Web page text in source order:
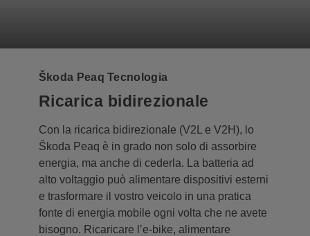
Škoda Peaq Tecnologia
Ricarica bidirezionale
Con la ricarica bidirezionale (V2L e V2H), lo
Škoda Peaq è in grado non solo di assorbire
energia, ma anche di cederla. La batteria ad
alto voltaggio può alimentare dispositivi esterni
e trasformare il vostro veicolo in una pratica
fonte di energia mobile ogni volta che ne avete
bisogno. Ricaricare l’e-bike, alimentare